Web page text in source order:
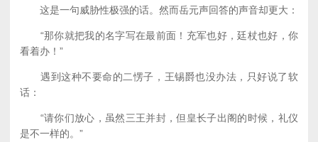
这是一句威胁性极强的话。然而岳元声回答的声音却更大：
“那你就把我的名字写在最前面！充军也好，廷杖也好，你
看着办！”
遇到这种不要命的二愣子，王锡爵也没办法，只好说了软
话：
“请你们放心，虽然三王并封，但皇长子出阁的时候，礼仪
是不一样的。”